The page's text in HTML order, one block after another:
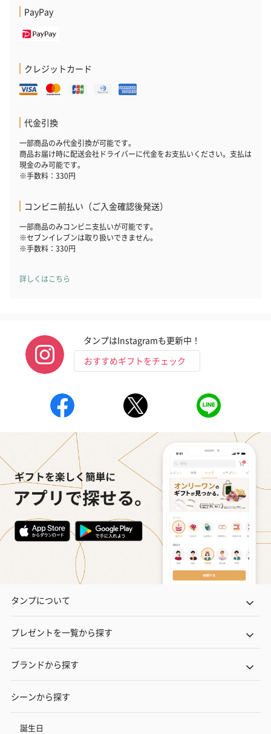
PayPay
クレジットカード
代金引換
一部商品のみ代金引換が可能です。
商品お届け時に配送会社ドライバーに代金をお支払いください。支払は
現金のみ可能です。
※手数料：330円
コンビニ前払い（ご入金確認後発送）
一部商品のみコンビニ支払いが可能です。
※セブンイレブンは取り扱いできません。
※手数料：330円
詳しくはこちら
タンプはInstagramも更新中！
おすすめギフトをチェック
タンプについて
プレゼントを一覧から探す
ブランドから探す
シーンから探す
誕生日